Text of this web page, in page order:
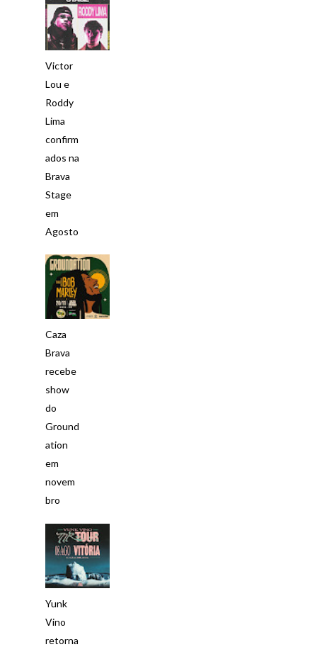
Victor
Lou e
Roddy
Lima
confirm
ados na
Brava
Stage
em
Agosto
Caza
Brava
recebe
show
do
Ground
ation
em
novem
bro
Yunk
Vino
retorna